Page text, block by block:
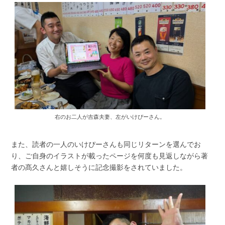
右のお二人が吉森夫妻、左がいけぴーさん。
また、読者の一人のいけぴーさんも同じリターンを選んでお
り、ご自身のイラストが載ったページを何度も見返しながら著
者の髙久さんと嬉しそうに記念撮影をされていました。